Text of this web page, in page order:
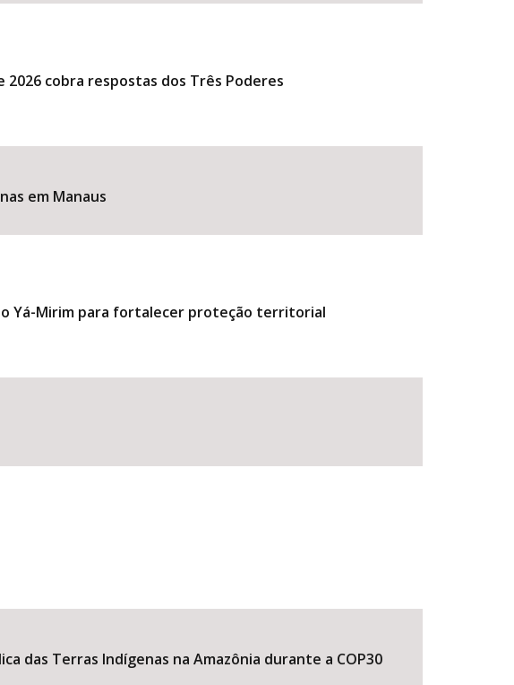
cobra respostas dos Três Poderes
em Manaus
Yá-Mirim para fortalecer proteção territorial
das Terras Indígenas na Amazônia durante a COP30